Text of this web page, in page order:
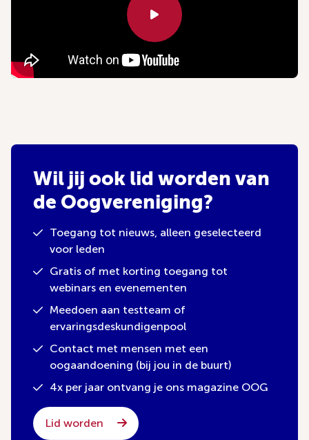
Wil jij ook lid worden van
de Oogvereniging?
Toegang tot nieuws, alleen geselecteerd
voor leden
Gratis of met korting toegang tot
webinars en evenementen
Meedoen aan testteam of
ervaringsdeskundigenpool
Contact met mensen met een
oogaandoening (bij jou in de buurt)
4x per jaar ontvang je ons magazine OOG
Lid worden